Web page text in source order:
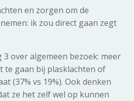
en zorgen om de
ik zou direct gaan zegt
over algemeen bezoek: meer
te gaan bij plasklachten of
(37% vs 19%). Ook denken
ze het zelf wel op kunnen